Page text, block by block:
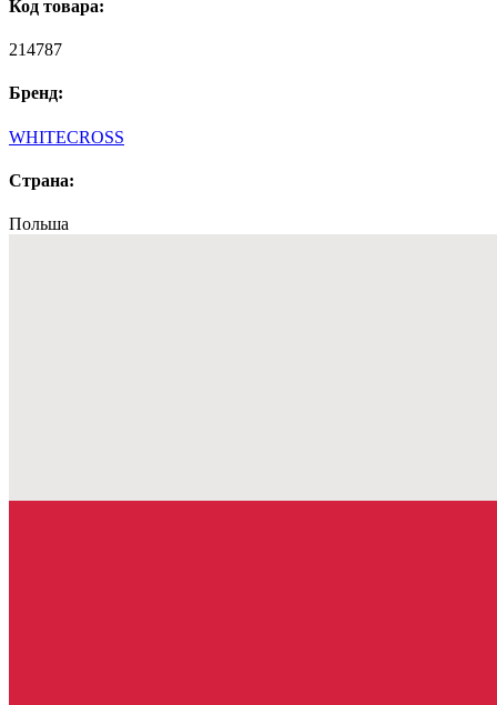
Код товара:
214787
Бренд:
WHITECROSS
Страна:
Польша